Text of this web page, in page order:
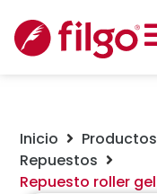
Inicio Productos
Repuestos
Repuesto roller